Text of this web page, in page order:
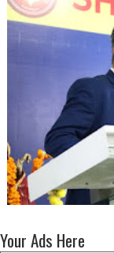
Your Ads Here